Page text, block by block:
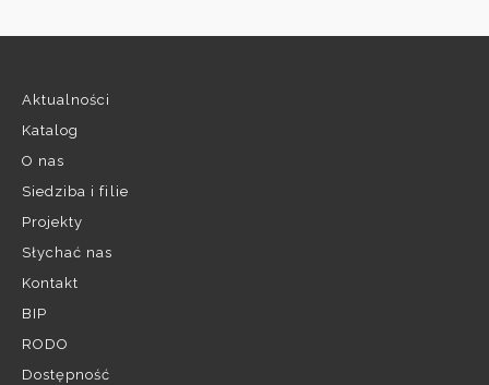
Aktualności
Katalog
O nas
Siedziba i filie
Projekty
Słychać nas
Kontakt
BIP
RODO
Dostępność